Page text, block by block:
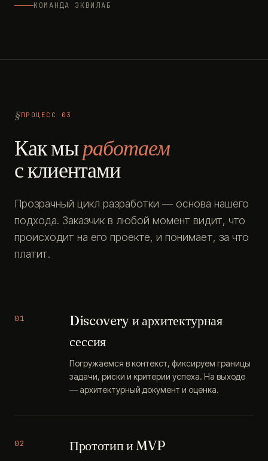
КОМАНДА ЭКВИЛАБ
ПРОЦЕСС 03
Как мыработаем
с клиентами
Прозрачный цикл разработки — основа нашего
подхода. Заказчик в любой момент видит, что
происходит на его проекте, и понимает, за что
платит.
01
Discovery и архитектурная
сессия
Погружаемся в контекст, фиксируем границы
задачи, риски и критерии успеха. На выходе
— архитектурный документ и оценка.
02 Прототип и MVP